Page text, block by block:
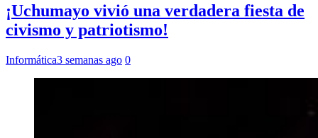
¡Uchumayo vivió una verdadera fiesta de
civismo y patriotismo!
Informática3 semanas ago 0